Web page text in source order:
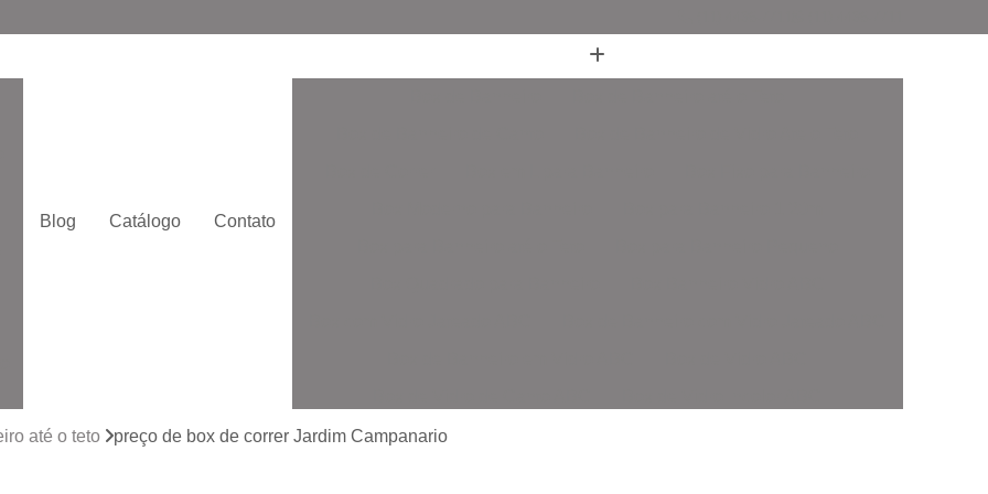
Blog Catálogo Contato
Box de Vidro Sanfonado ABC
até o teto preço de box de correr Jardim Campanario